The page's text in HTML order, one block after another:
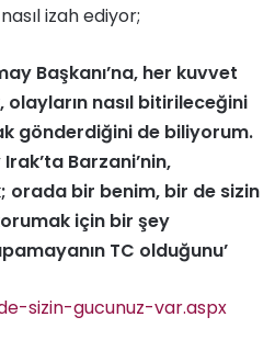
izah ediyor;
Başkanı’na, her kuvvet
nasıl bitirileceğini
gönderdiğini de biliyorum.
Barzani’nin,
orada bir benim, bir de sizin
için bir şey
TC olduğunu’
sizin-gucunuz-var.aspx